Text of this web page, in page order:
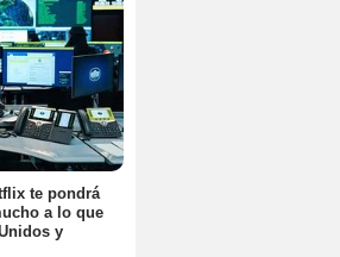
te pondrá
a lo que
y